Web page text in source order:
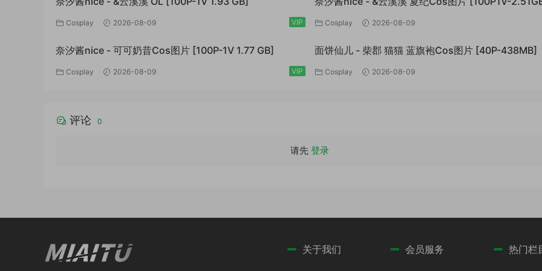
Cosplay 2026-08-09 VIP Cosplay 2026-08-09
奈汐酱nice - 可可奶昔Cos图片 [100P-1V 1.77 GB]
Cosplay 2026-08-09 VIP
面饼仙儿 - 柴郡 猫猫 蓝旗袍Cos图片 [40P-438MB]
Cosplay 2026-08-09
评论 0
请先 登录
关于我们 会员服务 热门栏